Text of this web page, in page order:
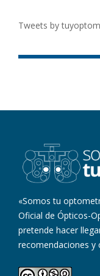
Tweets by
«Somos tu
Oficial de Ópticos-
pretende hacer
recomendaciones y